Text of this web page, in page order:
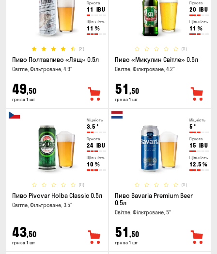
Гіркота
11 IBU
Щільність
11 %
(2)
Пиво Полтавпиво «Лящ» 0.5л
Світле, Фільтроване, 4.9°
49,50
грн за 1 шт
Гіркота
20 IBU
Щільність
11 %
(0)
Пиво «Микулин Світле» 0.5л
Світле, Фільтроване, 4.2°
51 ,50
грн за 1 шт
Міцність
3.5 °
Гіркота
24 IBU
Щільність
10 %
(0)
Пиво Pivovar Holba Classic 0.5л
Світле, Фільтроване, 3.5°
43,50
грн за 1 шт
Міцність
5 °
Гіркота
15 IBU
Щільність
12.5 %
(0)
Пиво Bavaria Premium Beer
0.5л
Світле, Фільтроване, 5°
51 ,50
грн за 1 шт